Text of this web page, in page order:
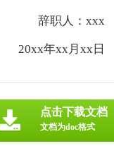
辞职人：xxx
20xx年xx月xx日
点击下载文档
文档为doc格式